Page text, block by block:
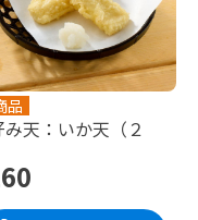
品
み天：いか天（２